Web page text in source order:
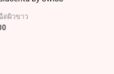
ดผิวขาว